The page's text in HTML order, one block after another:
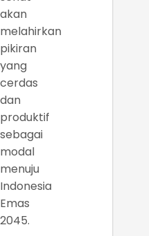
akan
melahirkan
pikiran
yang
cerdas
dan
produktif
sebagai
modal
menuju
Indonesia
Emas
2045.